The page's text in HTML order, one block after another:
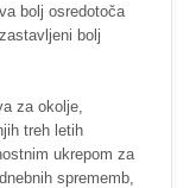
bolj osredotoča
bolj
za okolje,
treh letih
ukrepom za
sprememb,